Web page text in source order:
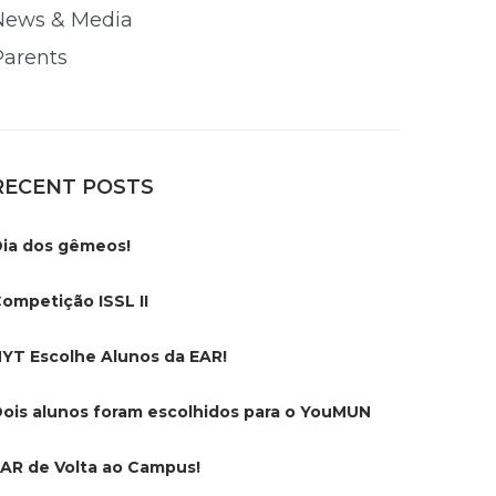
& Media
POSTS
dos gêmeos!
ISSL II
Escolhe Alunos da EAR!
alunos foram escolhidos para o YouMUN
de Volta ao Campus!